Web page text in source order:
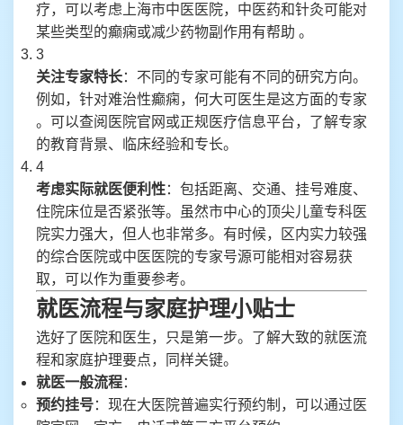
疗，可以考虑上海市中医医院，中医药和针灸可能对
某些类型的癫痫或减少药物副作用有帮助 。
3
关注专家特长：不同的专家可能有不同的研究方向。
例如，针对难治性癫痫，何大可医生是这方面的专家
。可以查阅医院官网或正规医疗信息平台，了解专家
的教育背景、临床经验和专长。
4
考虑实际就医便利性：包括距离、交通、挂号难度、
住院床位是否紧张等。虽然市中心的顶尖儿童专科医
院实力强大，但人也非常多。有时候，区内实力较强
的综合医院或中医医院的专家号源可能相对容易获
取，可以作为重要参考。
就医流程与家庭护理小贴士
选好了医院和医生，只是第一步。了解大致的就医流
程和家庭护理要点，同样关键。
就医一般流程：
预约挂号：现在大医院普遍实行预约制，可以通过医